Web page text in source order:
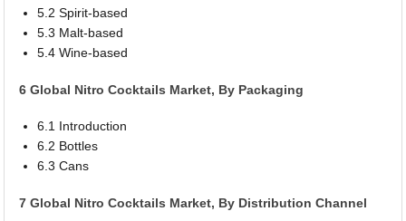
5.2 Spirit-based
5.3 Malt-based
5.4 Wine-based
6 Global Nitro Cocktails Market, By Packaging
6.1 Introduction
6.2 Bottles
6.3 Cans
7 Global Nitro Cocktails Market, By Distribution Channel